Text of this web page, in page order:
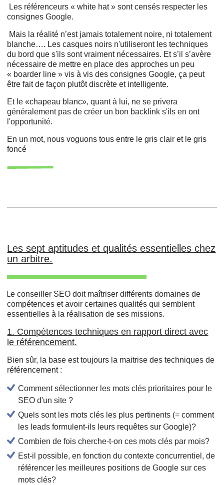
Les référenceurs « white hat » sont censés respecter les
consignes Google.
Mais la réalité n’est jamais totalement noire, ni totalement
blanche…. Les casques noirs n'utiliseront les techniques
du bord que s'ils sont vraiment nécessaires. Et s’il s’avère
nécessaire de mettre en place des approches un peu
« boarder line » vis à vis des consignes Google, ça peut
être fait de façon plutôt discrète et intelligente.
Et le «chapeau blanc», quant à lui, ne se privera
généralement pas de créer un bon backlink s'ils en ont
l'opportunité.
En un mot, nous voguons tous entre le gris clair et le gris
foncé
Les sept aptitudes et qualités essentielles chez
un arbitre.
Le conseiller SEO doit maîtriser différents domaines de
compétences et avoir certaines qualités qui semblent
essentielles à la réalisation de ses missions.
1. Compétences techniques en rapport direct avec
le référencement.
Bien sûr, la base est toujours la maitrise des techniques de
référencement :
Comment sélectionner les mots clés prioritaires pour le
SEO d'un site ?
Quels sont les mots clés les plus pertinents (= comment
les leads formulent-ils leurs requêtes sur Google)?
Combien de fois cherche-t-on ces mots clés par mois?
Est-il possible, en fonction du contexte concurrentiel, de
référencer les meilleures positions de Google sur ces
mots clés?